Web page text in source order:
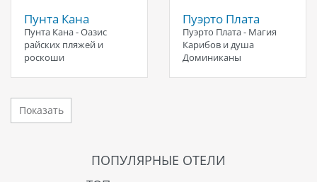
Пунта Кана
Пунта Кана - Оазис
райских пляжей и
роскоши
Пуэрто Плата
Пуэрто Плата - Магия
Карибов и душа
Доминиканы
ПОПУЛЯРНЫЕ ОТЕЛИ